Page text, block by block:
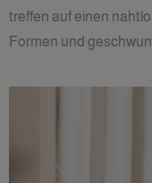
treffen auf einen
Formen und